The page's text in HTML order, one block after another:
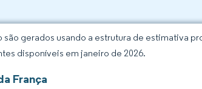
gerados usando a estrutura de estimativa
disponíveis em janeiro de 2026.
França